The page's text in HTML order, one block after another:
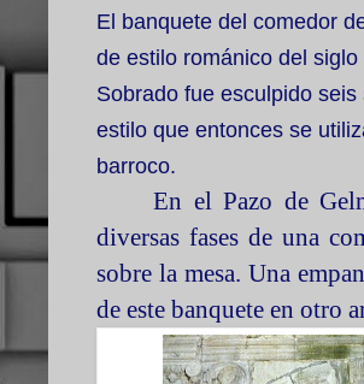
El banquete del comedor
de estilo románico del
Sobrado fue esculpido
estilo que entonces se
barroco.
En el Pazo de
diversas fases de una
sobre la mesa. Una
de este banquete en otro